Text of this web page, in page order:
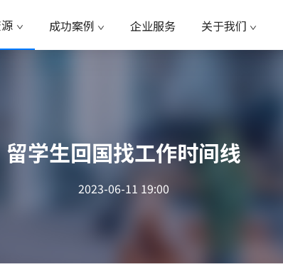
成功案例 企业服务 关于我们
留学生回国找工作时间线
2023-06-11 19:00